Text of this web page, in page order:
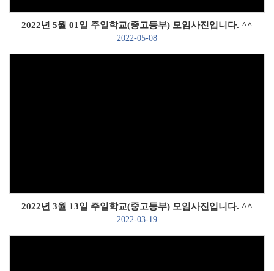
2022년 5월 01일 주일학교(중고등부) 모임사진입니다. ^^
2022-05-08
2022년 3월 13일 주일학교(중고등부) 모임사진입니다. ^^
2022-03-19